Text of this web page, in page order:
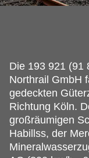
Die 193 921 (91
Northrail GmbH
gedeckten
Richtung Köln.
großräumigen
Habillss, der